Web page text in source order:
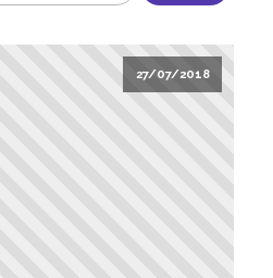
27/07/2018